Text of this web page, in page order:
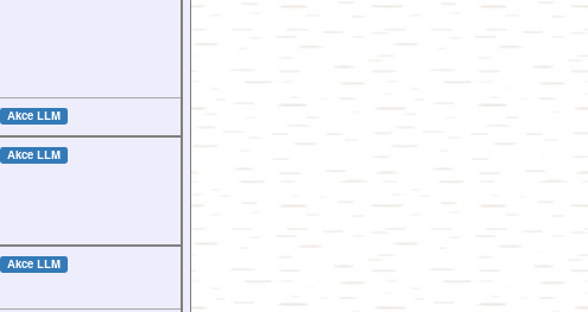
Akce LLM
Akce LLM
Akce LLM